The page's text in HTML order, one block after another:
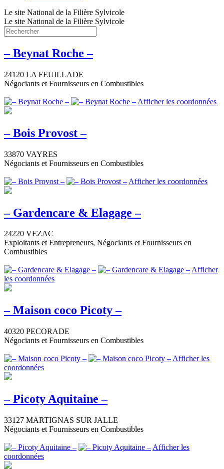
Le site National de la Filière Sylvicole
Le site National de la Filière Sylvicole
– Beynat Roche –
24120 LA FEUILLADE
Négociants et Fournisseurs en Combustibles
Afficher les coordonnées
– Bois Provost –
33870 VAYRES
Négociants et Fournisseurs en Combustibles
Afficher les coordonnées
– Gardencare & Elagage –
24220 VEZAC
Exploitants et Entrepreneurs, Négociants et Fournisseurs en
Combustibles
Afficher
les coordonnées
– Maison coco Picoty –
40320 PECORADE
Négociants et Fournisseurs en Combustibles
Afficher les
coordonnées
– Picoty Aquitaine –
33127 MARTIGNAS SUR JALLE
Négociants et Fournisseurs en Combustibles
Afficher les
coordonnées